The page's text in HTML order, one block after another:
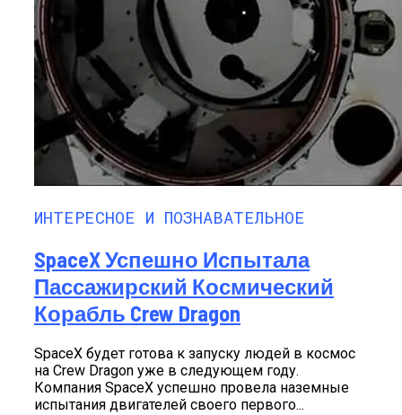
ИНТЕРЕСНОЕ И ПОЗНАВАТЕЛЬНОЕ
SpaceX Успешно Испытала
Пассажирский Космический
Корабль Crew Dragon
SpaceX будет готова к запуску людей в космос
на Crew Dragon уже в следующем году.
Компания SpaceX успешно провела наземные
испытания двигателей своего первого...